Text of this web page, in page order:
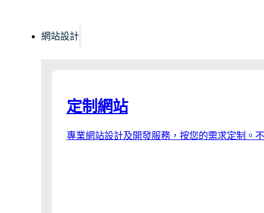
網站設計
定制網站
專業網站設計及開發服務，按您的需求定制。